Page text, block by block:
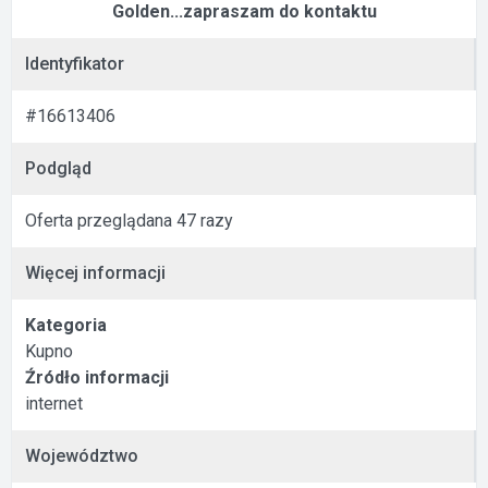
Golden...zapraszam do kontaktu
Identyfikator
#16613406
Podgląd
Oferta przeglądana 47 razy
Więcej informacji
Kategoria
Kupno
Źródło informacji
internet
Województwo